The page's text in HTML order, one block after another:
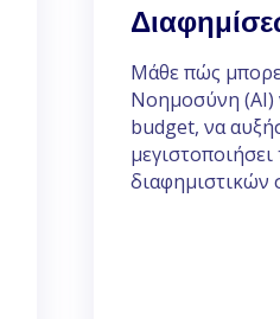
Μάθε πώς
Νοημοσύνη (ΑΙ)
budget, να
διαφημιστικών